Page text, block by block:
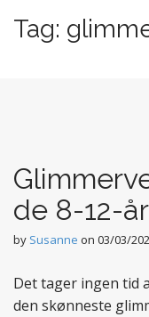
i
n
p
n
t
Tag:
de 8-12-
by Susanne on 03/03/
Det tager ingen tid
den skønneste